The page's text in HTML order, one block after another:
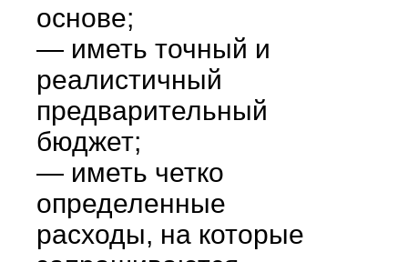
основе;
— иметь точный и
реалистичный
предварительный
бюджет;
— иметь четко
определенные
расходы, на которые